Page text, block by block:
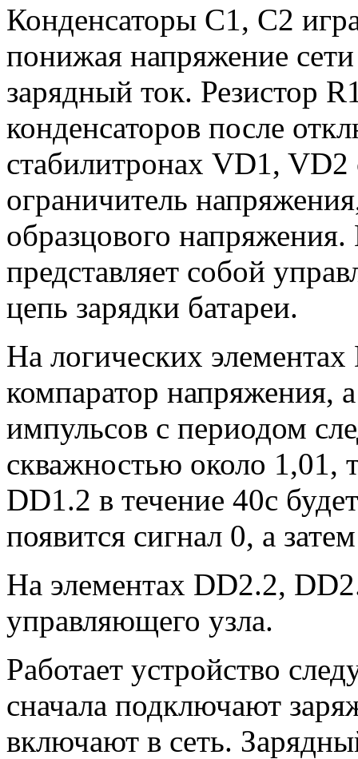
Конденсаторы С1, С2
понижая напряжение
зарядный ток. Резистор
конденсаторов после
стабилитронах VD1,
ограничитель
образцового
представляет собой
цепь зарядки батареи.
На логических
компаратор напряжения,
импульсов с периодом
скважностью около 1,01,
DD1.2 в течение 40с
появится сигнал 0, а
На элементах DD2.2,
управляющего узла.
Работает устройство
сначала подключают
включают в сеть.